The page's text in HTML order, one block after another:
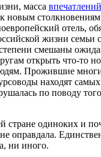
масса впечатлений
отель,
жизни
смешаны
открыть что-то
Прожившие
находят
по поводу
одиноких и
оправдала.
ни иного.